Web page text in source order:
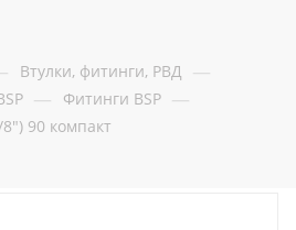
Втулки, фитинги, РВД —
— Фитинги BSP —
90 компакт